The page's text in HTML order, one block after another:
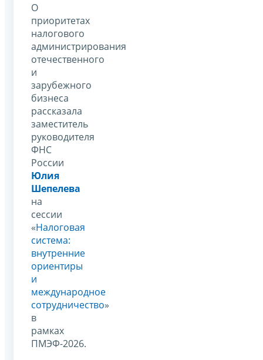
О
приоритетах
налогового
администрирования
отечественного
и
зарубежного
бизнеса
рассказала
заместитель
руководителя
ФНС
России
Юлия
Шепелева
на
сессии
«Налоговая
система:
внутренние
ориентиры
и
международное
сотрудничество»
в
рамках
ПМЭФ-2026.